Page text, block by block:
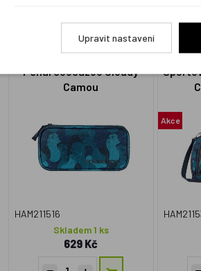
Zboží se stejným
Penál coocazoo Cloudy
Camou
HAM211516
Skladem 1 ks
629 Kč
Akce
Upravit nastavení